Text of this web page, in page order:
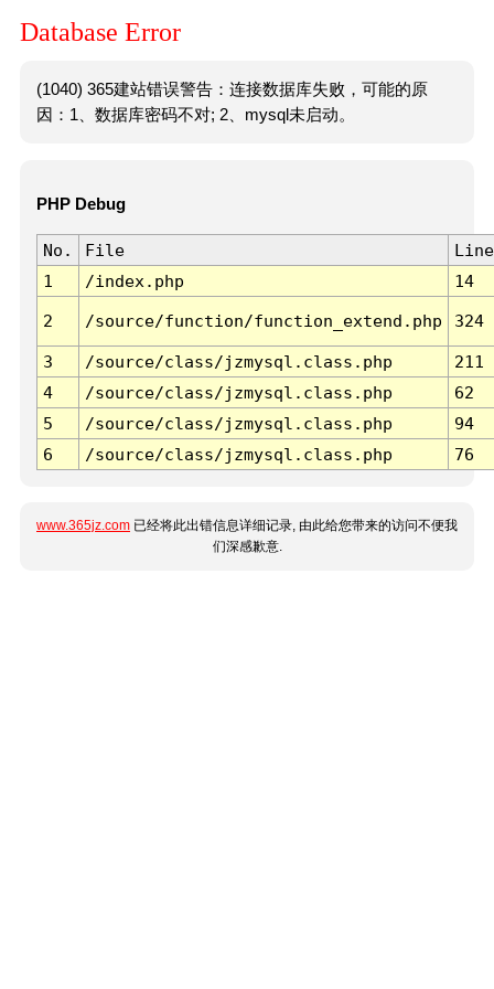
Database Error
(1040) 365建站错误警告：连接数据库失败，可能的原
因：1、数据库密码不对; 2、mysql未启动。
PHP Debug
No. File
Line
1
/index.php 14
2 /source/function/function_extend.php 324
3 /source/class/jzmysql.class.php
211
4
/source/class/jzmysql.class.php
62
5
/source/class/jzmysql.class.php
94
6
/source/class/jzmysql.class.php 76
www.365jz.com 已经将此出错信息详细记录, 由此给您带来的访问不便我
们深感歉意.